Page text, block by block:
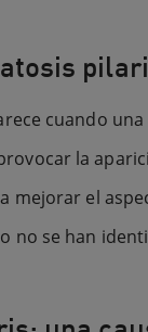
cuando
la
mejorar el
no se han